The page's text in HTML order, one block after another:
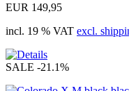
EUR 149,95
incl. 19 % VAT excl.
SALE -21.1%